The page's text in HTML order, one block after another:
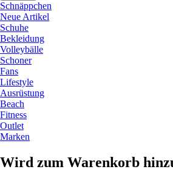
Schnäppchen
Neue Artikel
Schuhe
Bekleidung
Volleybälle
Schoner
Fans
Lifestyle
Ausrüstung
Beach
Fitness
Outlet
Marken
Wird zum Warenkorb